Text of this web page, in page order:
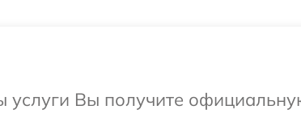
Вы получите